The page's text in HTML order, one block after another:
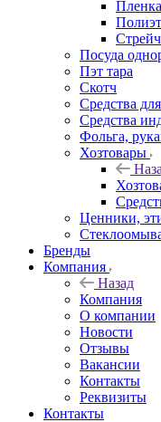
Посуда
Пэт тара
Скотч
Средства
Средства
Фольга,
Хозтовары
Ценники,
Бренды
Компания
Назад
Компания
О компании
Новости
Отзывы
Вакансии
Контакты
Реквизиты
Контакты